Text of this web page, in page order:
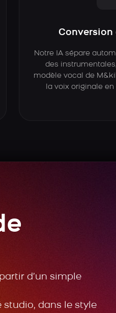
Conversion
Notre IA sépare
des
modèle vocal de
la voix originale en
d’un simple
studio, dans le style